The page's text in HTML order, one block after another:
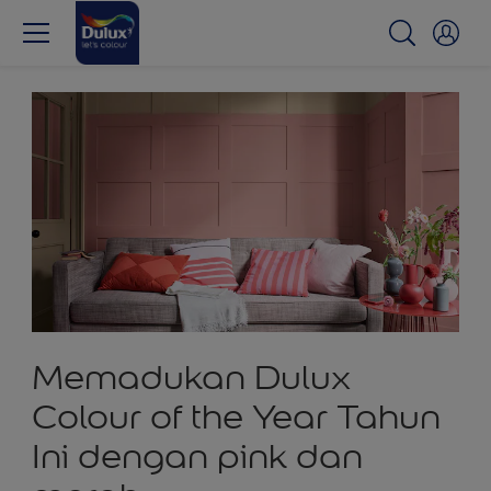
Memadukan Dulux
Colour of the Year Tahun
Ini dengan pink dan